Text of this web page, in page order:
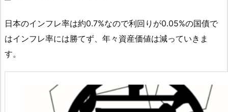
日本のインフレ率は約0.7%なので利回りが0.05%の国債で
はインフレ率には勝てず、年々資産価値は減っていきま
す。